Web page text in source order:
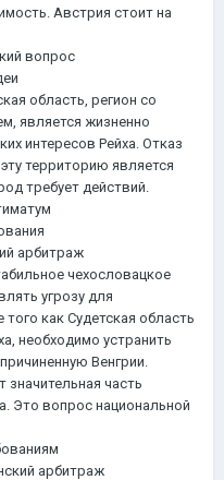
Австрия стоит на
вопрос
область, регион со
является жизненно
интересов Рейха. Отказ
территорию является
требует действий.
арбитраж
чехословацкое
угрозу для
как Судетская область
необходимо устранить
Венгрии.
часть
Это вопрос национальной
арбитраж